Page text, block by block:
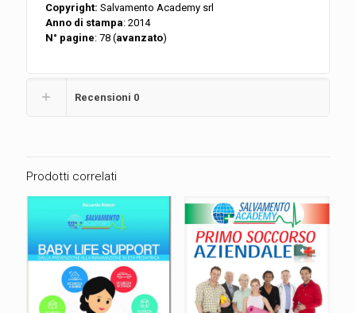
Copyright: Salvamento Academy srl
Anno di stampa: 2014
N° pagine: 78 (avanzato)
Recensioni 0
Prodotti correlati